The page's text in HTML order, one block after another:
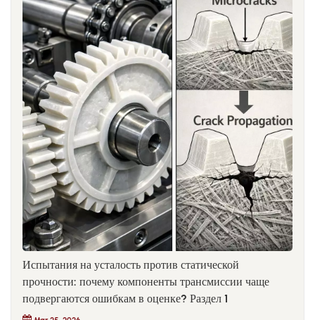
Испытания на усталость против статической
прочности: почему компоненты трансмиссии чаще
подвергаются ошибкам в оценке? Раздел 1